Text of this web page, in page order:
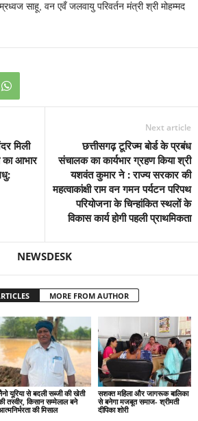
साहू, वन एवँ जलवायु परिवर्तन मंत्री श्री मोहम्मद
मिली
का आभार
Next article
छत्तीसगढ़ टूरिज्म बोर्ड के प्रबंध
संचालक का कार्यभार ग्रहण किया श्री
यशवंत कुमार ने : राज्य सरकार की
महत्वाकांक्षी राम वन गमन पर्यटन परिपथ
परियोजना के चिन्हांकित स्थलों के
विकास कार्य होगी पहली प्राथमिकता
NEWSDESK
MORE FROM AUTHOR
यूरिया से बदली सब्जी की खेती
तस्वीर, किसान सम्मेलाल बने
की मिसाल
सशक्त महिला और जागरूक बालिका
से बनेगा मजबूत समाज- श्रीमती
दीपिका शोरी